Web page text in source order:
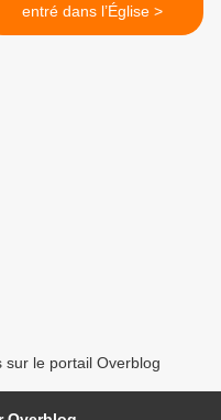
entré dans l’Église >
sur le portail Overblog